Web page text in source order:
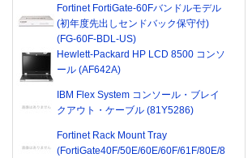
Fortinet FortiGate-60Fバンドルモデル
(初年度先出しセンドバック保守付)
(FG-60F-BDL-US)
Hewlett-Packard HP LCD 8500 コンソ
ール (AF642A)
IBM Flex System コンソール・ブレイ
クアウト・ケーブル (81Y5286)
Fortinet Rack Mount Tray
(FortiGate40F/50E/60E/60F/61F/80E/8